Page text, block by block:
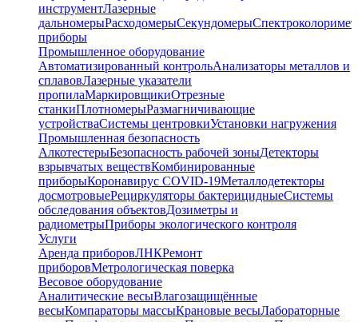
инструментЛазерные
дальномерыРасходомерыСекундомеры
приборы
Промышленное оборудование
Автоматизированный контрольАнализаторы металлов и
сплавовЛазерные указатели
пропилаМаркировщикиОтрезные
станкиПлотномерыРазмагничивающие
устройстваСистемы центровкиУстановки нагружения
Промышленная безопасность
АлкотестерыБезопасность рабочей зоныДетекторы
взрывчатых веществКомбинированные
приборыКоронавирус COVID-19Металлодетекторы
досмотровыеРециркуляторы бактерицидныеСистемы
обследования объектовДозиметры и
радиометрыПриборы экологического контроля
Услуги
Аренда приборовЛНКРемонт
приборовМетрологическая поверка
Весовое оборудование
Аналитические весыВлагозащищённые
весыКомпараторы массыКрановые весыЛабораторные